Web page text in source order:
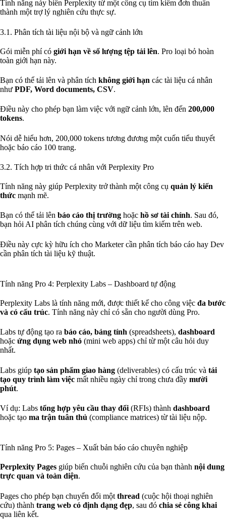
Tính năng này biến Perplexity từ một công cụ tìm kiếm đơn thuần
thành một trợ lý nghiên cứu thực sự.
3.1. Phân tích tài liệu nội bộ và ngữ cảnh lớn
Gói miễn phí có giới hạn về số lượng tệp tải lên. Pro loại bỏ hoàn
toàn giới hạn này.
Bạn có thể tải lên và phân tích không giới hạn các tài liệu cá nhân
như PDF, Word documents, CSV.
Điều này cho phép bạn làm việc với ngữ cảnh lớn, lên đến 200,000
tokens.
Nói dễ hiểu hơn, 200,000 tokens tương đương một cuốn tiểu thuyết
hoặc báo cáo 100 trang.
3.2. Tích hợp tri thức cá nhân với Perplexity Pro
Tính năng này giúp Perplexity trở thành một công cụ quản lý kiến
thức mạnh mẽ.
Bạn có thể tải lên báo cáo thị trường hoặc hồ sơ tài chính. Sau đó,
bạn hỏi AI phân tích chúng cùng với dữ liệu tìm kiếm trên web.
Điều này cực kỳ hữu ích cho Marketer cần phân tích báo cáo hay Dev
cần phân tích tài liệu kỹ thuật.
Tính năng Pro 4: Perplexity Labs – Dashboard tự động
Perplexity Labs là tính năng mới, được thiết kế cho công việc đa bước
và có cấu trúc. Tính năng này chỉ có sẵn cho người dùng Pro.
Labs tự động tạo ra báo cáo, bảng tính (spreadsheets), dashboard
hoặc ứng dụng web nhỏ (mini web apps) chỉ từ một câu hỏi duy
nhất.
Labs giúp tạo sản phẩm giao hàng (deliverables) có cấu trúc và tái
tạo quy trình làm việc mất nhiều ngày chỉ trong chưa đầy mười
phút.
Ví dụ: Labs tổng hợp yêu cầu thay đổi (RFIs) thành dashboard
hoặc tạo ma trận tuân thủ (compliance matrices) từ tài liệu nộp.
Tính năng Pro 5: Pages – Xuất bản báo cáo chuyên nghiệp
Perplexity Pages giúp biến chuỗi nghiên cứu của bạn thành nội dung
trực quan và toàn diện.
Pages cho phép bạn chuyển đổi một thread (cuộc hội thoại nghiên
cứu) thành trang web có định dạng đẹp, sau đó chia sẻ công khai
qua liên kết.